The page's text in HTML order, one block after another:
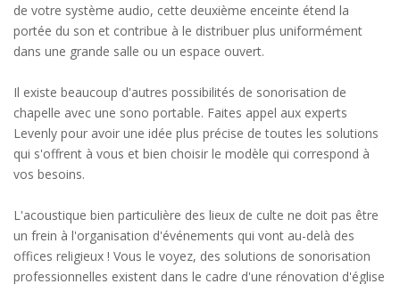
de votre système audio, cette deuxième enceinte étend la
portée du son et contribue à le distribuer plus uniformément
dans une grande salle ou un espace ouvert.
Il existe beaucoup d'autres possibilités de sonorisation de
chapelle avec une sono portable. Faites appel aux experts
Levenly pour avoir une idée plus précise de toutes les solutions
qui s'offrent à vous et bien choisir le modèle qui correspond à
vos besoins.
L'acoustique bien particulière des lieux de culte ne doit pas être
un frein à l'organisation d'événements qui vont au-delà des
offices religieux ! Vous le voyez, des solutions de sonorisation
professionnelles existent dans le cadre d'une rénovation d'église